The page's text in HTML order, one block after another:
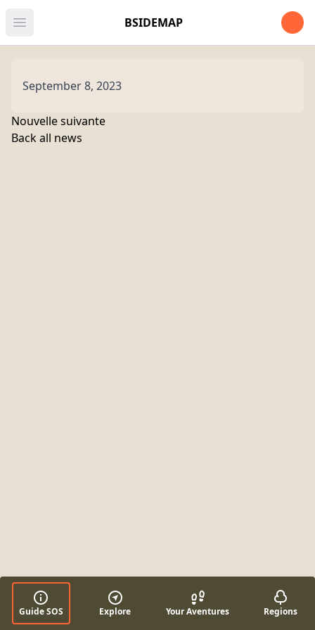
Open main menu BSIDEMAP Open
September 8, 2023
Nouvelle suivante
Back all news
Guide SOS Explore Your Aventures Regions